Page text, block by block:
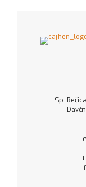
Sp.
t: